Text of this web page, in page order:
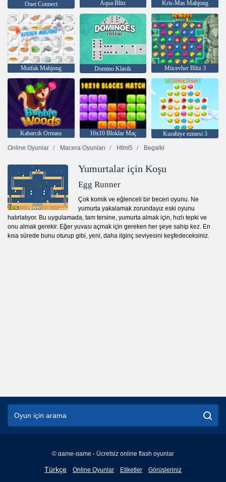
Onet Connect Aqua Blitz Kris-Mas Mahjong
Mutfak Mahjong Domino Klasik Mücevher Blitz 3
Kabarcık Ormanı 10x10 Bloklar Maç
Kurabiye ezmesi 3
Online Oyunlar
Macera Oyunları Html5 Begalki
Yumurtalar için Koşu
Egg Runner
Çok komik ve eğlenceli bir beceri oyunu. Ne
yumurta yakalamak zorundayız eski oyunu
hatırlatıyor. Bu uygulamada, tam tersine, yumurta almak için, hızlı tepki ve
onu almak gerekir. Eğer yuvası açmak için gereken her şeye sahip kez. En
kısa sürede bunu oturup gibi, yeni, daha ilginç seviyesini keşfedeceksiniz.
© game-game - Ücretsiz online flash oyunlar
Türkçe
English
Online Oyunlar Etiketler Görüşleriniz